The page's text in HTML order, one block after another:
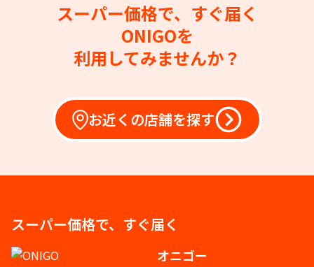
スーパー価格で、すぐ届く
ONIGOを
利用してみませんか？
お近くの店舗を探す
スーパー価格で、すぐ届く
オニゴー